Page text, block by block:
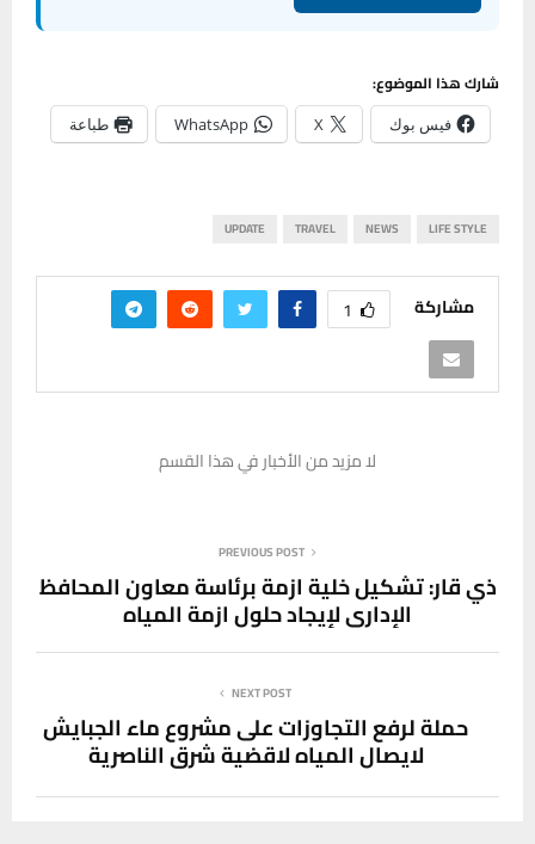
شارك هذا الموضوع:
فيس بوك X
WhatsApp طباعة
LIFE STYLE
NEWS
TRAVEL
UPDATE
مشاركة 1
لا مزيد من الأخبار في هذا القسم
PREVIOUS POST
ذي قار: تشكيل خلية ازمة برئاسة معاون المحافظ
الإداري لإيجاد حلول ازمة المياه
NEXT POST
حملة لرفع التجاوزات على مشروع ماء الجبايش
لايصال المياه لاقضية شرق الناصرية